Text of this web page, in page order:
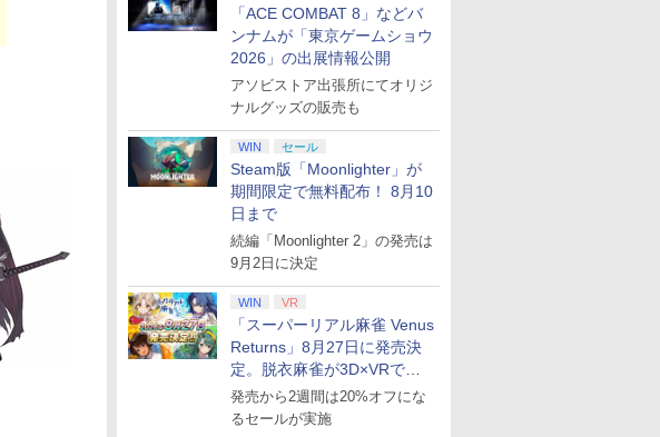
「ACE COMBAT 8」などバ
ンナムが「東京ゲームショウ
2026」の出展情報公開
アソビストア出張所にてオリジ
ナルグッズの販売も
WIN セール
Steam版「Moonlighter」が
期間限定で無料配布！ 8月10
日まで
続編「Moonlighter 2」の発売は
9月2日に決定
WIN VR
「スーパーリアル麻雀 Venus
Returns」8月27日に発売決
定。脱衣麻雀が3D×VRで復
活
発売から2週間は20%オフにな
るセールが実施